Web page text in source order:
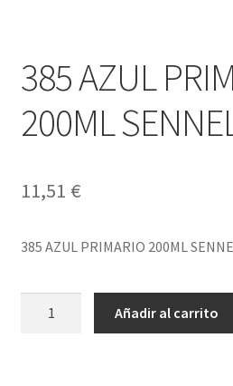
385 AZUL
200ML
11,51 €
385 AZUL PRIMARIO 200ML
Añadir al carrito